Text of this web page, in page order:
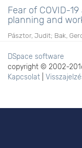
Fear of COVID-
planning and
Pásztor, Judit; Bak,
DSpace software
copyright © 2002-
Kapcsolat